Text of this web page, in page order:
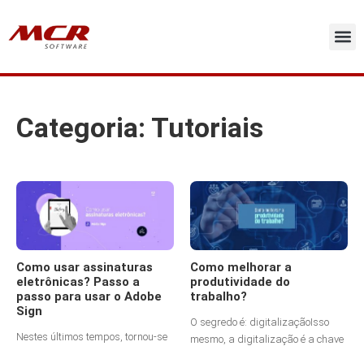
para
Categoria: Tutoriais
Como usar assinaturas
eletrônicas? Passo a
passo para usar o Adobe
Sign
Nestes últimos tempos, tornou-se
Como melhorar a
produtividade do
trabalho?
O segredo é: digitalizaçãoIsso
mesmo, a digitalização é a chave